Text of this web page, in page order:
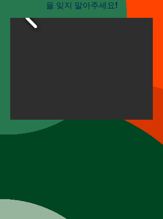
을 잊지 말아주세요!